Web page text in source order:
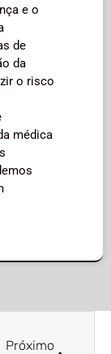
e o
de
da
o risco
médica
Próximo